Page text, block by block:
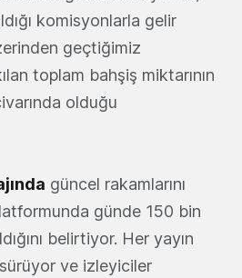
komisyonlarla gelir
geçtiğimiz
toplam bahşiş miktarının
olduğu
güncel rakamlarını
günde 150 bin
belirtiyor. Her yayın
ve izleyiciler